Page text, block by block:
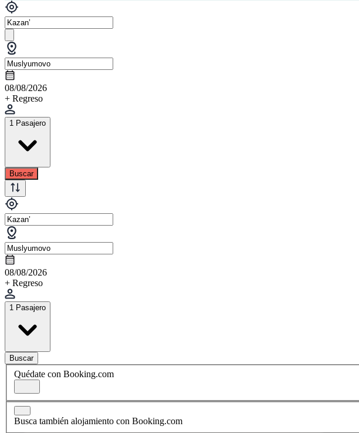
08/08/2026
+ Regreso
1 Pasajero
Buscar
08/08/2026
+ Regreso
1 Pasajero
Buscar
Quédate con Booking.com
Busca también alojamiento con Booking.com